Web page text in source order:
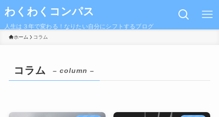
わくわくコンパス
人生は３年で変わる！なりたい自分にシフトするブログ
ホーム コラム
コラム – column –